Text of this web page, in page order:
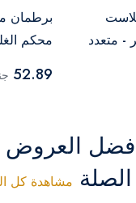
1 لتر - متعدد
برطمان
52.89
العروض
مشاهدة كل